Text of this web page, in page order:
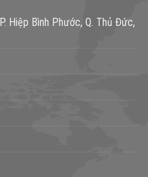
Hiệp Bình Phước, Q. Thủ Đức,